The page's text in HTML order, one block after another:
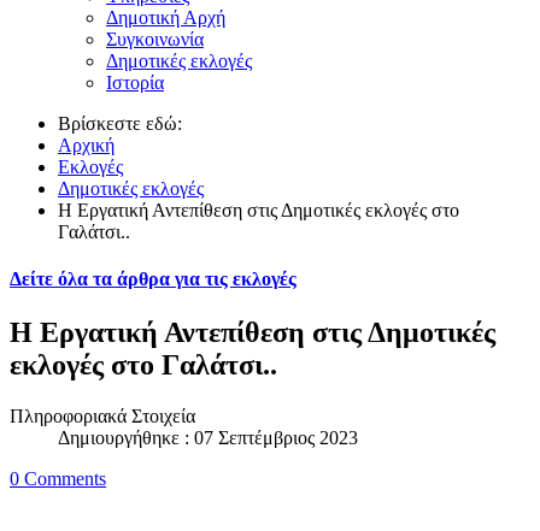
Δημοτική Αρχή
Συγκοινωνία
Δημοτικές εκλογές
Ιστορία
Βρίσκεστε εδώ:
Αρχική
Εκλογές
Δημοτικές εκλογές
Η Εργατική Αντεπίθεση στις Δημοτικές εκλογές στο
Γαλάτσι..
Δείτε όλα τα άρθρα για τις εκλογές
Η Εργατική Αντεπίθεση στις Δημοτικές
εκλογές στο Γαλάτσι..
Πληροφοριακά Στοιχεία
Δημιουργήθηκε : 07 Σεπτέμβριος 2023
0 Comments